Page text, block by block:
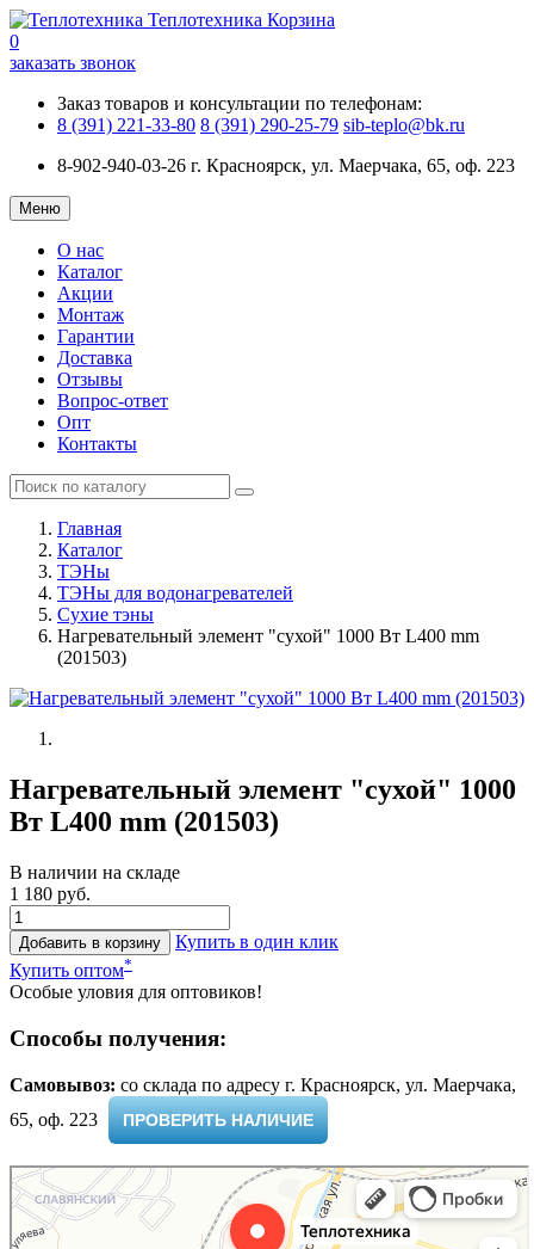
Теплотехника Корзина
0
заказать звонок
Заказ товаров и консультации по телефонам:
8 (391) 221-33-80 8 (391) 290-25-79 sib-teplo@bk.ru
8-902-940-03-26 г. Красноярск, ул. Маерчака, 65, оф. 223
Меню
О нас
Каталог
Акции
Монтаж
Гарантии
Доставка
Отзывы
Вопрос-ответ
Опт
Контакты
Главная
Каталог
ТЭНы
ТЭНы для водонагревателей
Сухие тэны
Нагревательный элемент "сухой" 1000 Вт L400 mm
(201503)
Нагревательный элемент "сухой" 1000
Вт L400 mm (201503)
В наличии на складе
1 180 руб.
Добавить в корзину
Купить в один клик
Купить оптом*
Особые уловия для оптовиков!
Способы получения:
Самовывоз: cо склада по адресу г. Красноярск, ул. Маерчака,
65, оф. 223 ​
ПРОВЕРИТЬ НАЛИЧИЕ